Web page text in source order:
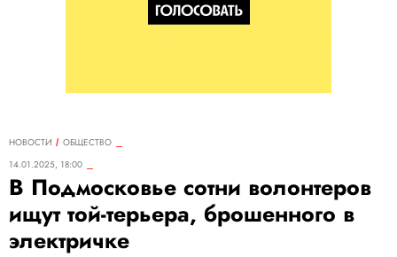
НОВОСТИ
ОБЩЕСТВО
14.01.2025, 18:00
В Подмосковье сотни волонтеров
ищут той-терьера, брошенного в
электричке